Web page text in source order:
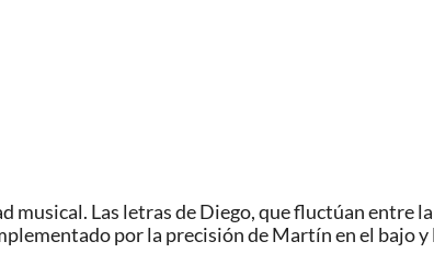
musical. Las letras de Diego, que fluctúan entre
por la precisión de Martín en el bajo y